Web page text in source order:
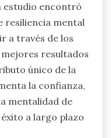
estudio encontró
resiliencia mental
a través de los
resultados
único de la
la confianza,
mentalidad de
a largo plazo